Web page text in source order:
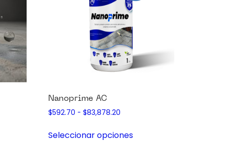
Nanoprime AC
$592.70 - $83,878.20
Seleccionar opciones